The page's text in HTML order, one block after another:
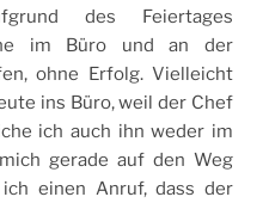
des Feiertages
im Büro und an der
ohne Erfolg. Vielleicht
ins Büro, weil der Chef
ich auch ihn weder im
gerade auf den Weg
einen Anruf, dass der